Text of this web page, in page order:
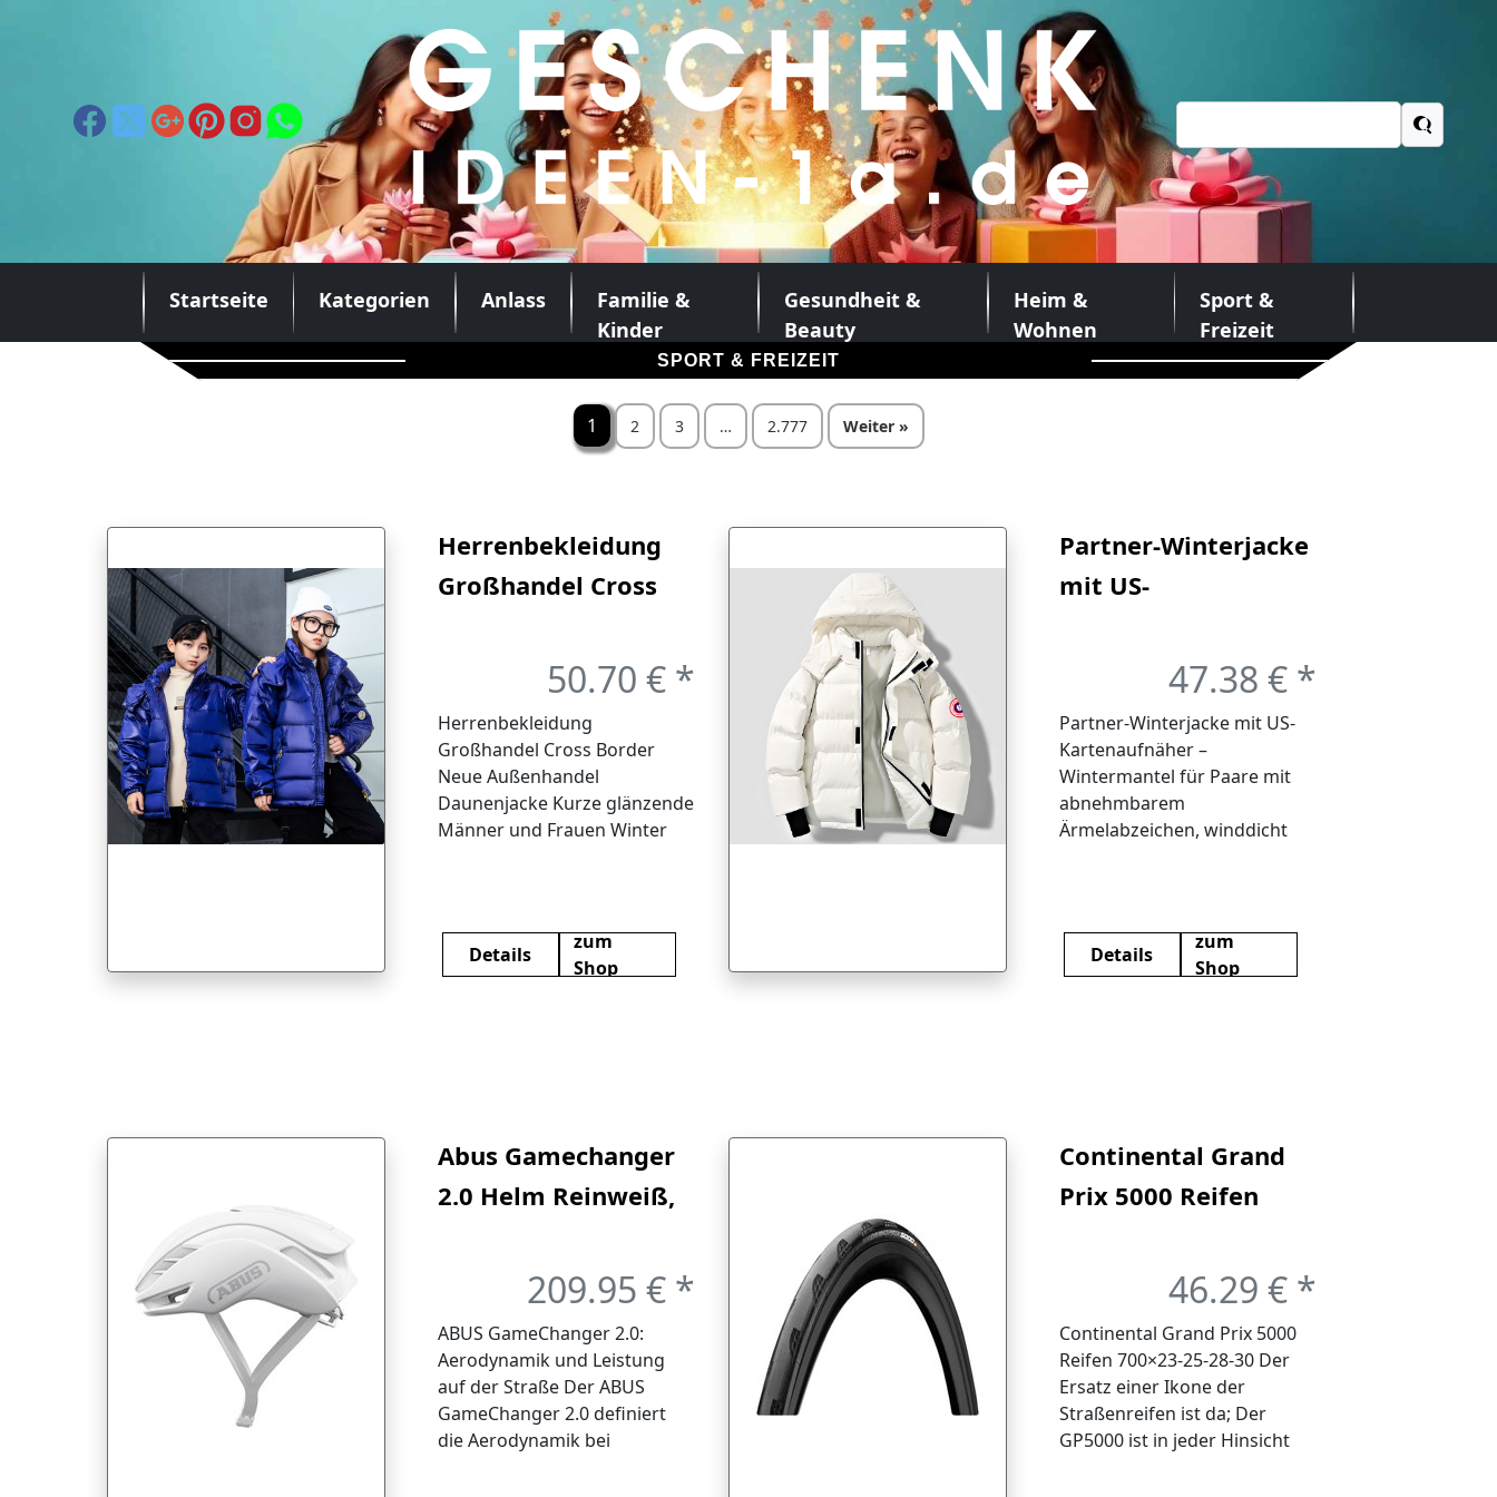
nach:
Startseite Kategorien Anlass
Familie &
Kinder
Gesundheit &
Beauty
Heim &
Wohnen
Sport &
Freizeit
SPORT & FREIZEIT
Seitennummerierung
der
1 2 3 … 2.777 Weiter »
Herrenbekleidung
Großhandel Cross
Außenhandel
glänzende Männer
und Frauen Winter
Warm Super dicke
50.70 € *
Herrenbekleidung
Großhandel Cross Border
Neue Außenhandel
Daunenjacke Kurze glänzende
Männer und Frauen Winter
Details
zum
Shop
Partner-Winterjacke
mit US-
Wintermantel für
abnehmbarem
Ärmelabzeichen,
winddicht und
47.38 € *
Partner-Winterjacke mit US-
Kartenaufnäher –
Wintermantel für Paare mit
abnehmbarem
Ärmelabzeichen, winddicht
Details
zum
Shop
Abus Gamechanger
2.0 Helm Reinweiß,
209.95 € *
ABUS GameChanger 2.0:
Aerodynamik und Leistung
auf der Straße Der ABUS
GameChanger 2.0 definiert
die Aerodynamik bei
Continental Grand
Prix 5000 Reifen
mm-Typ 700X25
46.29 € *
Continental Grand Prix 5000
Reifen 700×23-25-28-30 Der
Ersatz einer Ikone der
Straßenreifen ist da; Der
GP5000 ist in jeder Hinsicht